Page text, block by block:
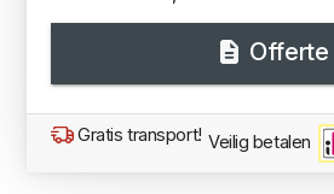
Offerte
Gratis transport! Veilig betalen